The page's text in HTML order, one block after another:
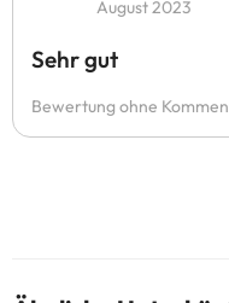
August 2023
Sehr gut
Bewertung ohne